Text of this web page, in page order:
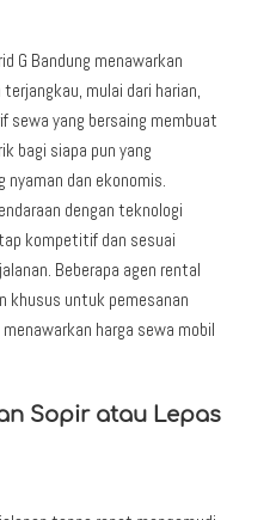
G Bandung menawarkan
mulai dari harian,
sewa yang bersaing membuat
bagi siapa pun yang
dan ekonomis.
dengan teknologi
kompetitif dan sesuai
Beberapa agen rental
khusus untuk pemesanan
harga sewa mobil
Sopir atau Lepas